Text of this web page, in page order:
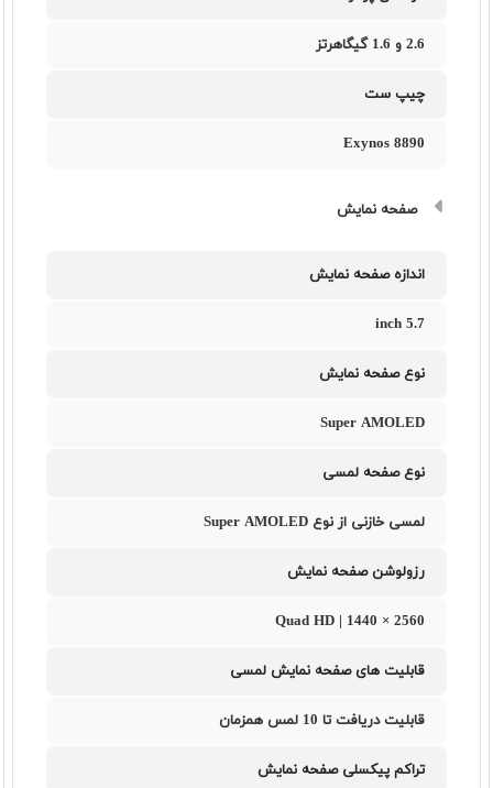
2.6 و 1.6 گیگاهرتز
چیپ ست
Exynos 8890
صفحه نمایش
اندازه صفحه نمایش
5.7 inch
نوع صفحه نمایش
Super AMOLED
نوع صفحه لمسی
لمسی خازنی از نوع Super AMOLED
رزولوشن صفحه نمایش
2560 × 1440 | Quad HD
قابلیت های صفحه نمایش لمسی
قابلیت دریافت تا 10 لمس همزمان
تراکم پیکسلی صفحه نمایش